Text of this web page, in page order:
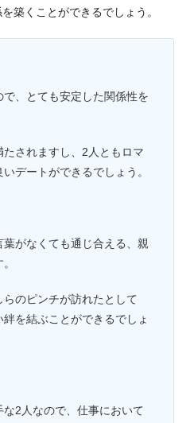
築くことができるでしょう。
、とても安定した関係性を
されますし、2人ともロマ
デートができるでしょう。
がなくても通じ合える、親
のピンチが訪れたとして
を結ぶことができるでしょ
2人なので、仕事において